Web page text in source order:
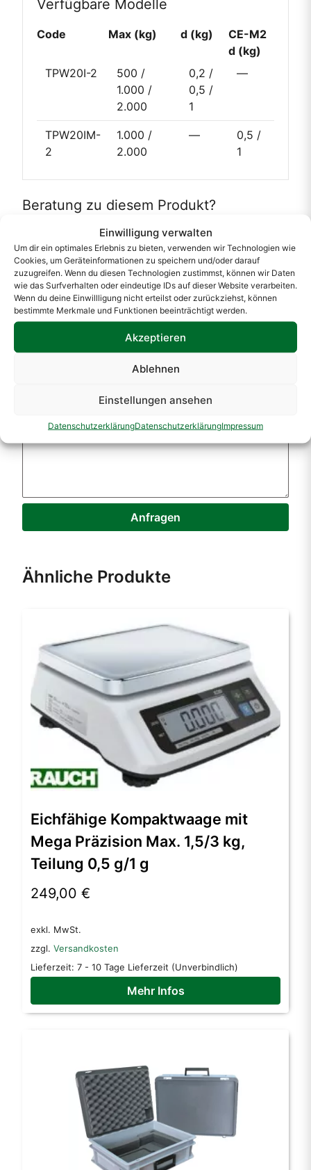
Einwilligung verwalten
Um dir ein optimales Erlebnis zu bieten, verwenden wir Technologien wie
Cookies, um Geräteinformationen zu speichern und/oder darauf
zuzugreifen. Wenn du diesen Technologien zustimmst, können wir Daten
wie das Surfverhalten oder eindeutige IDs auf dieser Website verarbeiten.
Wenn du deine Einwillligung nicht erteilst oder zurückziehst, können
bestimmte Merkmale und Funktionen beeinträchtigt werden.
Akzeptieren
Ablehnen
Einstellungen ansehen
DatenschutzerklärungDatenschutzerklärungImpressum
Verfügbare Modelle
Code Max (kg) d (kg)
CE-M2
d (kg)
TPW20I-2
500 /
1.000 /
2.000
0,2 /
0,5 /
1
—
TPW20IM-
2
1.000 /
2.000
—
0,5 /
1
Beratung zu diesem Produkt?
Firmenname
Email
Telefonnummer
Ihre Anfrage
Anfragen
Ähnliche Produkte
Eichfähige Kompaktwaage mit
Mega Präzision Max. 1,5/3 kg,
Teilung 0,5 g/1 g
249,00 €
exkl. MwSt.
zzgl. Versandkosten
Lieferzeit: 7 - 10 Tage Lieferzeit (Unverbindlich)
Produkt
weist
mehrere
Varianten
auf.
Die
Optionen
auf
gewählt
Mehr Infos